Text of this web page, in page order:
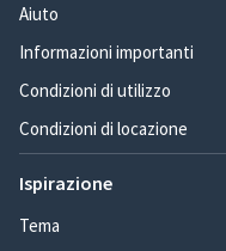
Aiuto
Informazioni importanti
Condizioni di utilizzo
Condizioni di locazione
Ispirazione
Tema